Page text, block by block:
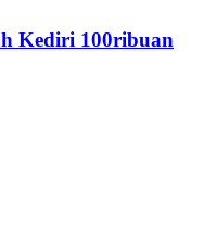
Kediri 100ribuan